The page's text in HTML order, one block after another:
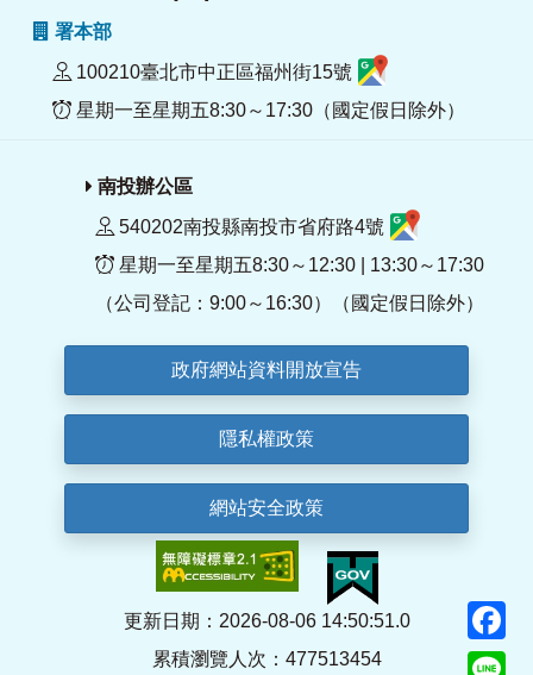
署本部
100210臺北市中正區福州街15號
星期一至星期五8:30～17:30（國定假日除外）
南投辦公區
540202南投縣南投市省府路4號
星期一至星期五8:30～12:30 | 13:30～17:30
（公司登記：9:00～16:30）（國定假日除外）
政府網站資料開放宣告
隱私權政策
網站安全政策
更新日期：2026-08-06 14:50:51.0
累積瀏覽人次：477513454